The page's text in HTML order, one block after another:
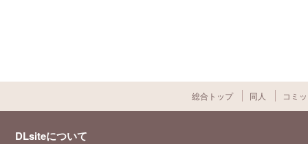
総合トップ 同人 コミ
DLsiteについて